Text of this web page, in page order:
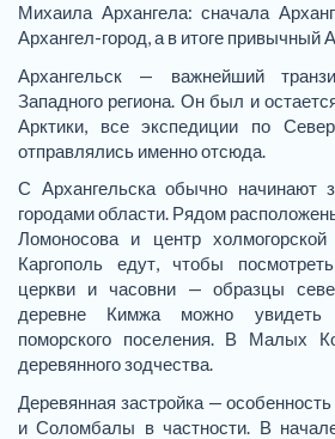
Михаила Архангела: сначала
Архангел-город, а в итоге привычный
Архангельск — важнейший
Западного региона. Он был и
Арктики, все экспедиции по
отправлялись именно отсюда.
С Архангельска обычно начинают
городами области. Рядом
Ломоносова и центр
Каргополь едут, чтобы
церкви и часовни — образцы
деревне Кимжа можно увидеть
поморского поселения. В Малых
деревянного зодчества.
Деревянная застройка —
и Соломбалы в частности. В